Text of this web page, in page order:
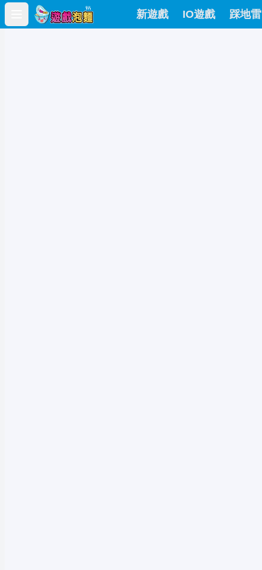
Open main menu
新遊戲 IO遊戲 踩地雷